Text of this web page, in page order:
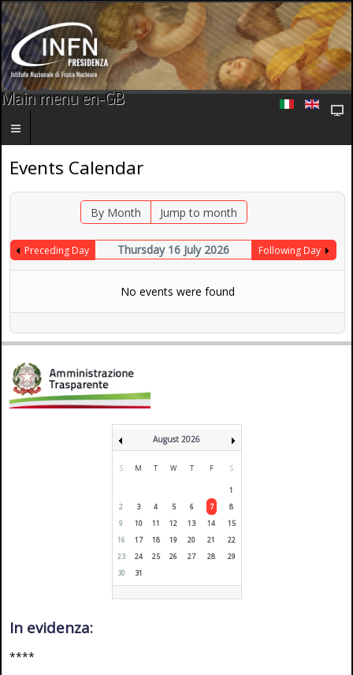
Main menu en-GB
Events Calendar
By Month Jump to month
Preceding Day Thursday 16 July 2026 Following Day
No events were found
August 2026
S M T W T F S
1
2
3 4 5 6 7
8
9
10 11 12 13 14
15
16
17 18 19 20 21
22
23
24 25 26 27 28
29
30
31
In evidenza:
****